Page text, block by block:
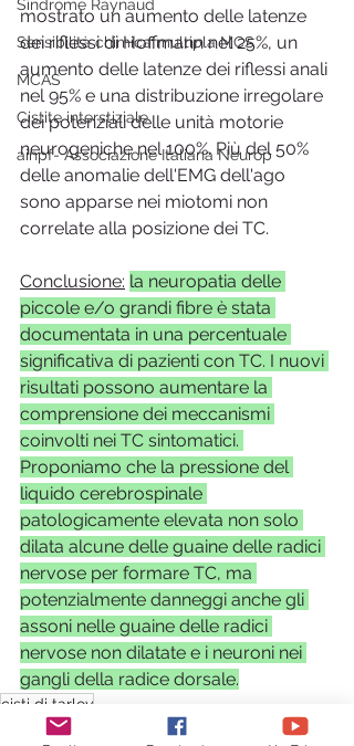
Sindrome Raynaud
Sensibilità chimica multipla MCS
MCAS
Cistite interstiziale
ainpf- Associazione Italiana Neurop
mostrato un aumento delle latenze
dei riflessi di Hoffmann nel 25%, un
aumento delle latenze dei riflessi anali
nel 95% e una distribuzione irregolare
dei potenziali delle unità motorie
neurogeniche nel 100%. Più del 50%
delle anomalie dell'EMG dell'ago
sono apparse nei miotomi non
correlate alla posizione dei TC.
Conclusione: la neuropatia delle
piccole e/o grandi fibre è stata
documentata in una percentuale
significativa di pazienti con TC. I nuovi
risultati possono aumentare la
comprensione dei meccanismi
coinvolti nei TC sintomatici.
Proponiamo che la pressione del
liquido cerebrospinale
patologicamente elevata non solo
dilata alcune delle guaine delle radici
nervose per formare TC, ma
potenzialmente danneggi anche gli
assoni nelle guaine delle radici
nervose non dilatate e i neuroni nei
gangli della radice dorsale.
cisti di tarlov
NPF - Neuropatia Piccole Fibre